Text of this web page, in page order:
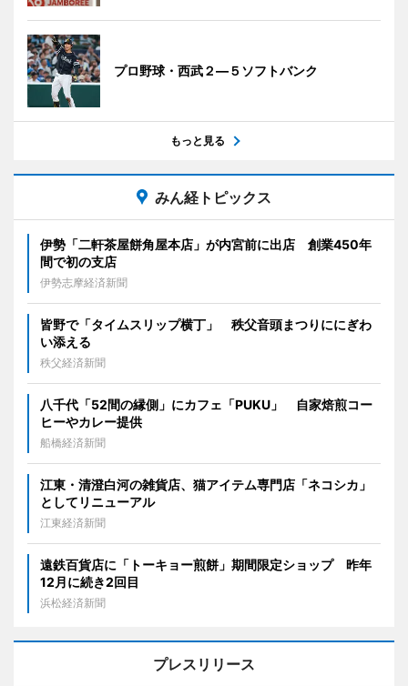
プロ野球・西武２―５ソフトバンク
もっと見る
みん経トピックス
伊勢「二軒茶屋餅角屋本店」が内宮前に出店 創業450年
間で初の支店
伊勢志摩経済新聞
皆野で「タイムスリップ横丁」 秩父音頭まつりににぎわ
い添える
秩父経済新聞
八千代「52間の縁側」にカフェ「PUKU」 自家焙煎コー
ヒーやカレー提供
船橋経済新聞
江東・清澄白河の雑貨店、猫アイテム専門店「ネコシカ」
としてリニューアル
江東経済新聞
遠鉄百貨店に「トーキョー煎餅」期間限定ショップ 昨年
12月に続き2回目
浜松経済新聞
プレスリリース